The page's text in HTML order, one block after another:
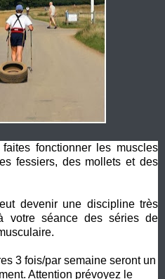
fonctionner les muscles
fessiers, des mollets et des
devenir une discipline très
votre séance des séries de
3 fois/par semaine seront un
Attention prévoyez le